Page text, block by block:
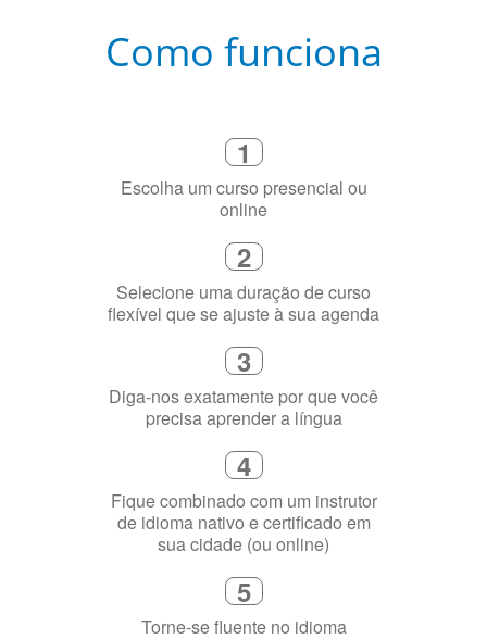
Como funciona
1
Escolha um curso presencial ou
2
Selecione uma duração de curso
3
Diga-nos exatamente por que você
4
Fique combinado com um instrutor
de idioma nativo e certificado em
5